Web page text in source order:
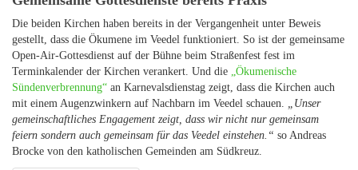
Die beiden Kirchen haben bereits in der Vergangenheit unter Beweis
gestellt, dass die Ökumene im Veedel funktioniert. So ist der gemeinsame
Open-Air-Gottesdienst auf der Bühne beim Straßenfest fest im
Terminkalender der Kirchen verankert. Und die „Ökumenische
Sündenverbrennung“ an Karnevalsdienstag zeigt, dass die Kirchen auch
mit einem Augenzwinkern auf Nachbarn im Veedel schauen. „Unser
gemeinschaftliches Engagement zeigt, dass wir nicht nur gemeinsam
feiern sondern auch gemeinsam für das Veedel einstehen.“ so Andreas
Brocke von den katholischen Gemeinden am Südkreuz.